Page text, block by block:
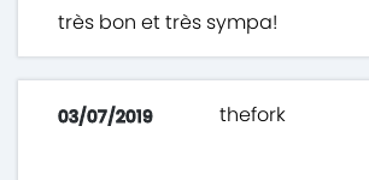
très bon et très sympa!
03/07/2019 thefork